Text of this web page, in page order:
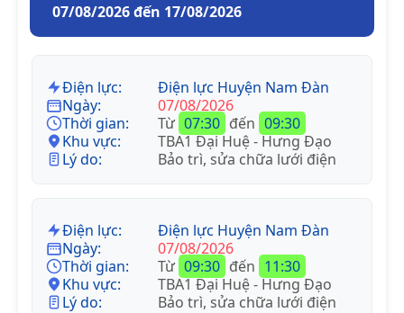
07/08/2026 đến 17/08/2026
Điện lực:
Điện lực Huyện Nam Đàn
Ngày:
07/08/2026
Thời gian:
Từ 07:30 đến 09:30
Khu vực:
TBA1 Đại Huệ - Hưng Đạo
Lý do:
Bảo trì, sửa chữa lưới điện
Điện lực:
Điện lực Huyện Nam Đàn
Ngày:
07/08/2026
Thời gian:
Từ 09:30 đến 11:30
Khu vực:
TBA1 Đại Huệ - Hưng Đạo
Lý do:
Bảo trì, sửa chữa lưới điện